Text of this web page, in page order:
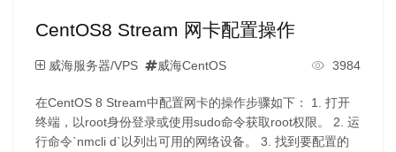
CentOS8 Stream 网卡配置操作
威海服务器/VPS 威海CentOS 3984
在CentOS 8 Stream中配置网卡的操作步骤如下： 1. 打开
终端，以root身份登录或使用sudo命令获取root权限。 2. 运
行命令`nmcli d`以列出可用的网络设备。 3. 找到要配置的